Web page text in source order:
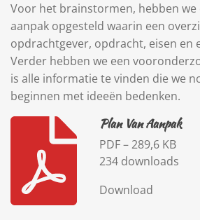
Voor het brainstormen, hebben we
aanpak opgesteld waarin een
opdrachtgever, opdracht, eisen en
Verder hebben we een
is alle informatie te vinden die we
beginnen met ideeën bedenken.
Plan Van Aanpak
PDF – 289,6 KB
234 downloads
Download